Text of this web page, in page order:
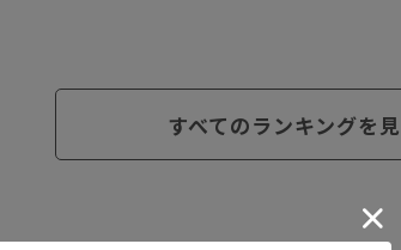
すべてのランキングを